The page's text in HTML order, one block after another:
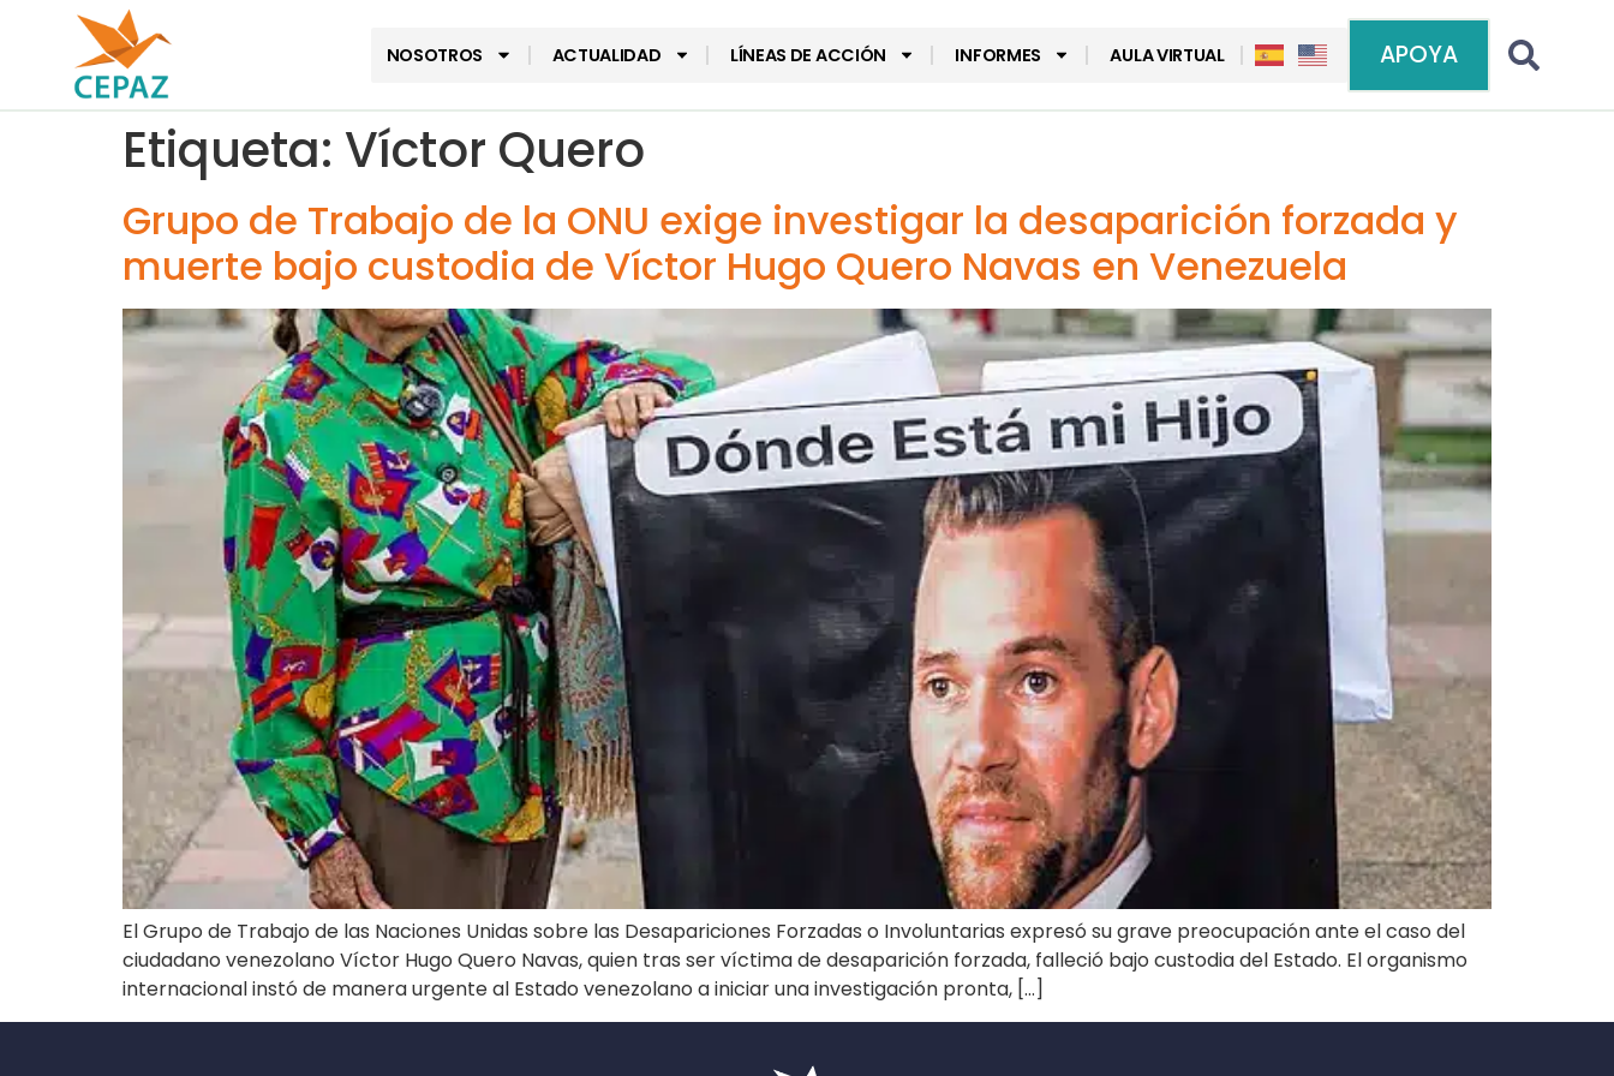
NOSOTROS ACTUALIDAD LÍNEAS DE ACCIÓN INFORMES AULA VIRTUAL APOYA
Etiqueta: Víctor Quero
Grupo de Trabajo de la ONU exige investigar la desaparición forzada y
muerte bajo custodia de Víctor Hugo Quero Navas en Venezuela
El Grupo de Trabajo de las Naciones Unidas sobre las Desapariciones Forzadas o Involuntarias expresó su grave preocupación ante el caso del
ciudadano venezolano Víctor Hugo Quero Navas, quien tras ser víctima de desaparición forzada, falleció bajo custodia del Estado. El organismo
internacional instó de manera urgente al Estado venezolano a iniciar una investigación pronta, […]